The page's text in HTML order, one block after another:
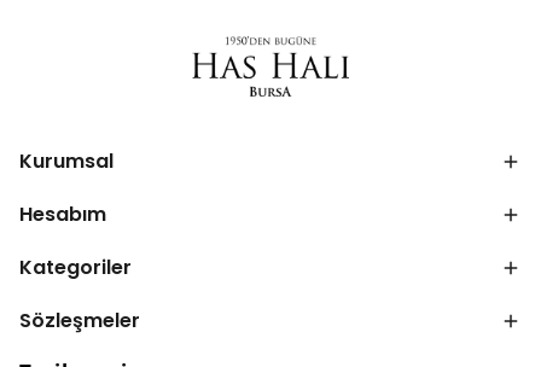
Kurumsal
Hesabım
Kategoriler
Sözleşmeler